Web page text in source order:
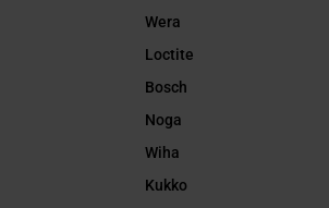
Wera
Loctite
Bosch
Noga
Wiha
Kukko